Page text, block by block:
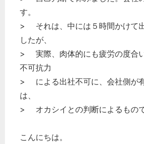
す。
> それは、中には５時間かけて
したが、
> 実際、肉体的にも疲労の度合
不可抗力
> による出社不可に、会社側が
は、
> オカシイとの判断によるもので
こんにちは。
次へ